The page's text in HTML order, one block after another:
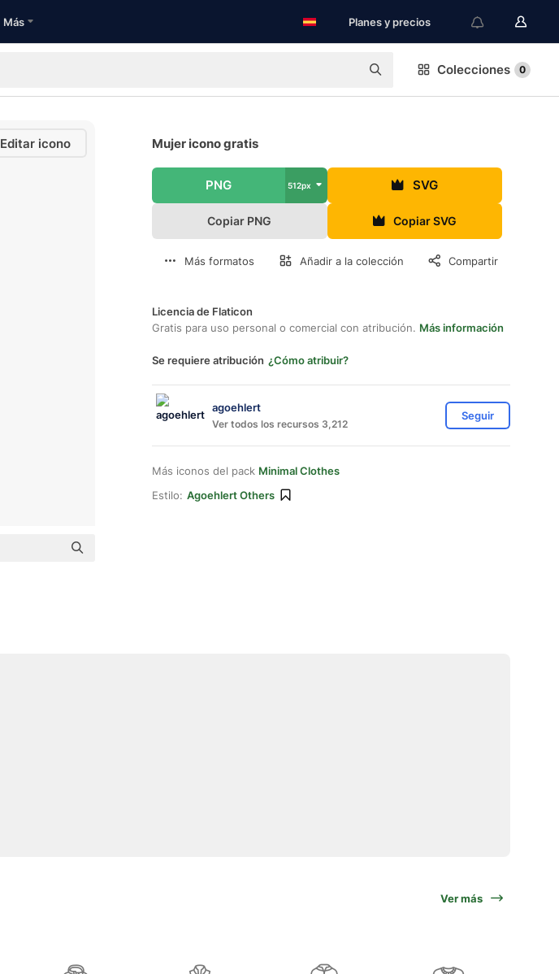
Más Planes y precios
Colecciones 0
Editar icono Mujer icono gratis
PNG 512px SVG
Copiar PNG Copiar SVG
Más formatos Añadir a la colección Compartir
Licencia de Flaticon
Gratis para uso personal o comercial con atribución. Más información
Se requiere atribución ¿Cómo atribuir?
agoehlert
Ver todos los recursos 3,212
Seguir
Más iconos del pack Minimal Clothes
Estilo: Agoehlert Others
Ver más